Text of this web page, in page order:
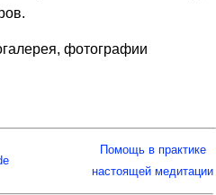
фотографии
Помощь в практике
настоящей медитации